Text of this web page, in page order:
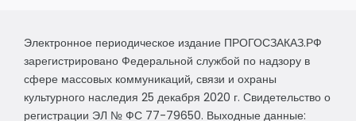
Электронное периодическое издание ПРОГОСЗАКАЗ.РФ
зарегистрировано Федеральной службой по надзору в
сфере массовых коммуникаций, связи и охраны
культурного наследия 25 декабря 2020 г. Свидетельство о
регистрации ЭЛ № ФС 77-79650. Выходные данные: